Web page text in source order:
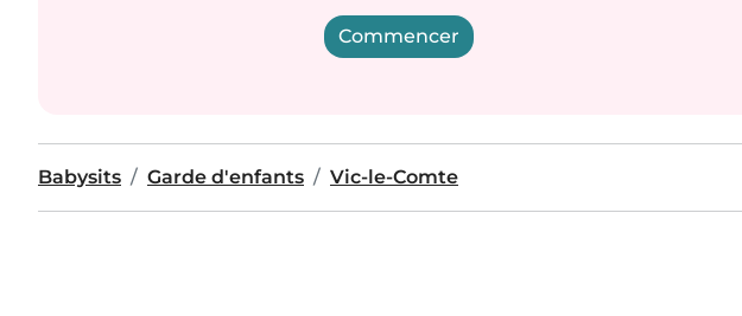
Commencer
Babysits Garde d'enfants Vic-le-Comte